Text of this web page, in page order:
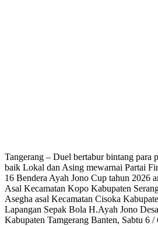
Tangerang – Duel bertabur bintang para
baik Lokal dan Asing mewarnai Partai
16 Bendera Ayah Jono Cup tahun 2026
Asal Kecamatan Kopo Kabupaten
Asegha asal Kecamatan Cisoka
Lapangan Sepak Bola H.Ayah Jono
Kabupaten Tamgerang Banten, Sabtu 6 /